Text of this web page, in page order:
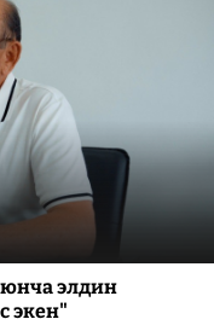
элдин
экен"